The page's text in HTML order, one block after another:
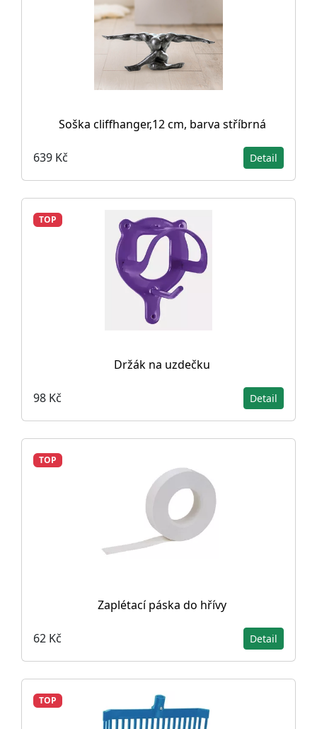
Soška cliffhanger,12 cm, barva stříbrná
639 Kč Detail
TOP
Držák na uzdečku
98 Kč Detail
TOP
Zaplétací páska do hřívy
62 Kč Detail
TOP